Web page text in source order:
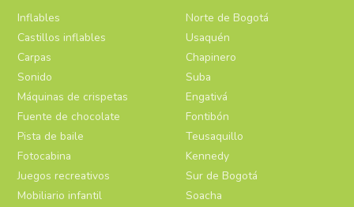
Inflables
Castillos inflables
Carpas
Sonido
Máquinas de crispetas
Fuente de chocolate
Pista de baile
Fotocabina
Juegos recreativos
Mobiliario infantil
Norte de Bogotá
Usaquén
Chapinero
Suba
Engativá
Fontibón
Teusaquillo
Kennedy
Sur de Bogotá
Soacha